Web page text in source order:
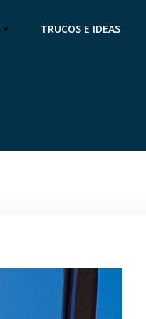
TRUCOS E IDEAS